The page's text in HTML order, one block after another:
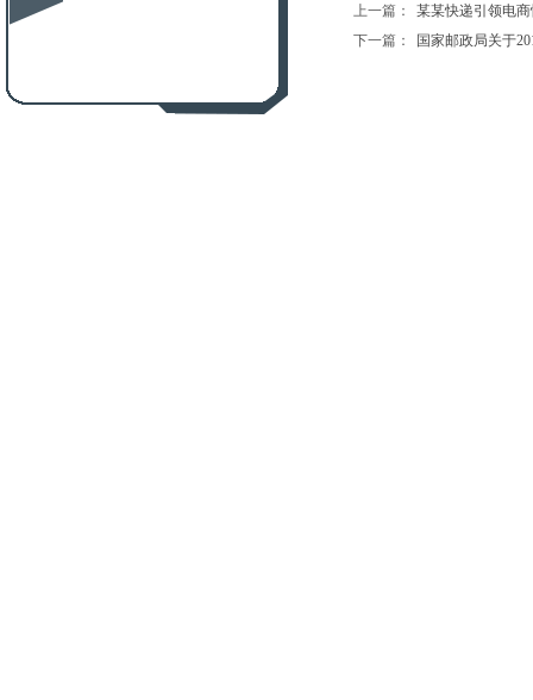
上一篇：
某某快递引领电商
下一篇：
国家邮政局关于